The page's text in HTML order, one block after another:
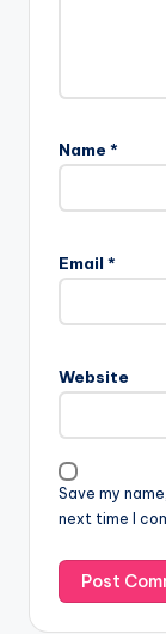
Name *
Email *
Website
Save my
next time I